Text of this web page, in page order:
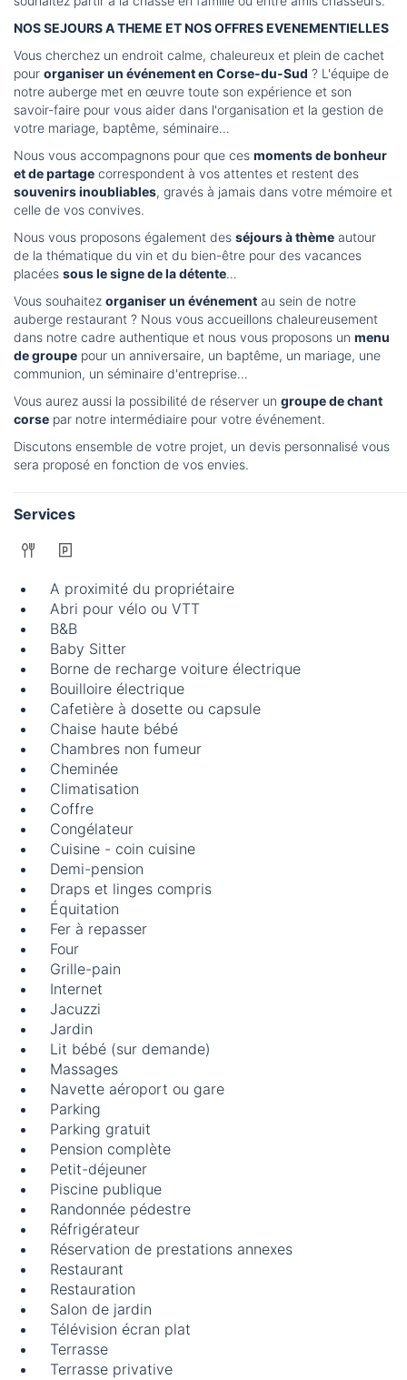
NOS SEJOURS A THEME ET NOS OFFRES EVENEMENTIELLES
Vous cherchez un endroit calme, chaleureux et plein de cachet
pour organiser un événement en Corse-du-Sud ? L'équipe de
notre auberge met en œuvre toute son expérience et son
savoir-faire pour vous aider dans l'organisation et la gestion de
votre mariage, baptême, séminaire…
Nous vous accompagnons pour que ces moments de bonheur
et de partage correspondent à vos attentes et restent des
souvenirs inoubliables, gravés à jamais dans votre mémoire et
celle de vos convives.
Nous vous proposons également des séjours à thème autour
de la thématique du vin et du bien-être pour des vacances
placées sous le signe de la détente…
Vous souhaitez organiser un événement au sein de notre
auberge restaurant ? Nous vous accueillons chaleureusement
dans notre cadre authentique et nous vous proposons un menu
de groupe pour un anniversaire, un baptême, un mariage, une
communion, un séminaire d'entreprise…
Vous aurez aussi la possibilité de réserver un groupe de chant
corse par notre intermédiaire pour votre événement.
Discutons ensemble de votre projet, un devis personnalisé vous
sera proposé en fonction de vos envies.
Services
A proximité du propriétaire
Abri pour vélo ou VTT
B&B
Baby Sitter
Borne de recharge voiture électrique
Bouilloire électrique
Cafetière à dosette ou capsule
Chaise haute bébé
Chambres non fumeur
Cheminée
Climatisation
Coffre
Congélateur
Cuisine - coin cuisine
Demi-pension
Draps et linges compris
Équitation
Fer à repasser
Four
Grille-pain
Internet
Jacuzzi
Jardin
Lit bébé (sur demande)
Massages
Navette aéroport ou gare
Parking
Parking gratuit
Pension complète
Petit-déjeuner
Piscine publique
Randonnée pédestre
Réfrigérateur
Réservation de prestations annexes
Restaurant
Restauration
Salon de jardin
Télévision écran plat
Terrasse
Terrasse privative